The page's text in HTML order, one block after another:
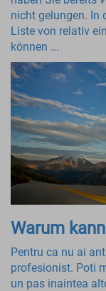
nicht gelungen. In
Liste von relativ
können ...
Warum
Pentru ca nu ai
profesionist. Poti
un pas inaintea